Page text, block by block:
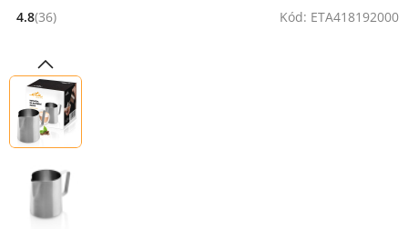
Hodnocení: 4.8 z 5 (36 recenzí)
4.8(36) Kód: ETA418192000